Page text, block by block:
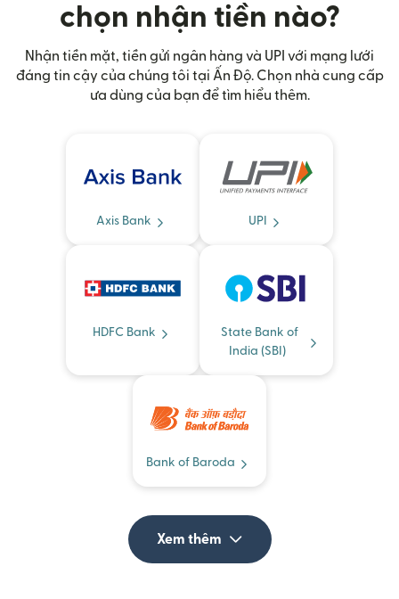
chọn nhận tiền nào?
Nhận tiền mặt, tiền gửi ngân hàng và UPI với mạng lưới
đáng tin cậy của chúng tôi tại Ấn Độ. Chọn nhà cung cấp
ưa dùng của bạn để tìm hiểu thêm.
Axis Bank UPI
HDFC Bank
State Bank of
India (SBI)
Bank of Baroda
Xem thêm